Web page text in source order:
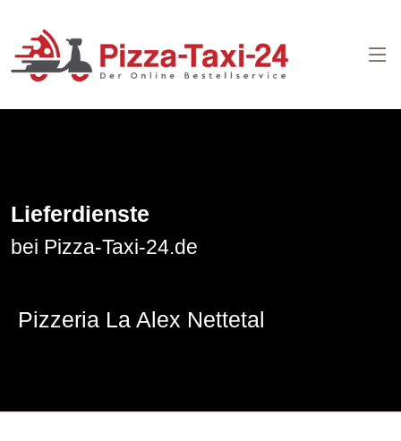
Lieferdienste
bei Pizza-Taxi-24.de
Pizzeria La Alex Nettetal